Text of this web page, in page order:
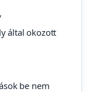
által okozott
be nem